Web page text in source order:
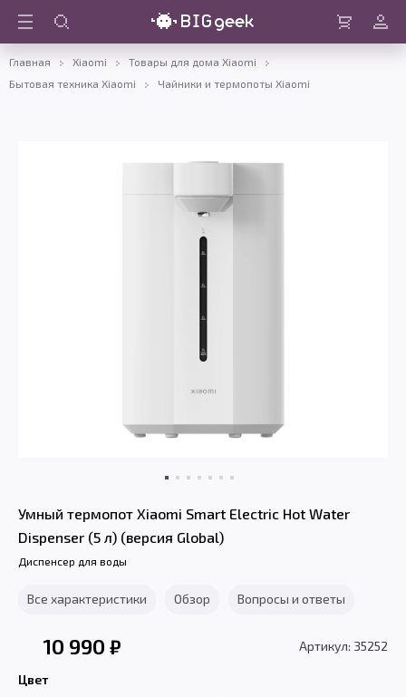
Войти
Главная Xiaomi
Товары для дома Xiaomi
Бытовая техника Xiaomi
Чайники и термопоты Xiaomi
Умный термопот Xiaomi Smart Electric Hot Water
Dispenser (5 л) (версия Global)
Диспенсер для воды
Все характеристики Обзор Вопросы и ответы
10 990 ₽ Артикул: 35252
Цвет